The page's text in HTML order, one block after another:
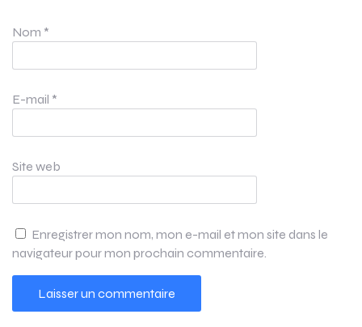
Nom *
E-mail *
Site web
Enregistrer mon nom, mon e-mail et mon site dans le
navigateur pour mon prochain commentaire.